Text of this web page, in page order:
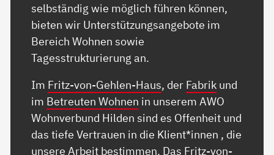
selbständig wie möglich führen können,
bieten wir Unterstützungsangebote im
Bereich Wohnen sowie
Tagesstrukturierung an.
Im Fritz-von-Gehlen-Haus, der Fabrik und
im Betreuten Wohnen in unserem AWO
Wohnverbund Hilden sind es Offenheit und
das tiefe Vertrauen in die Klient*innen , die
unsere Arbeit bestimmen. Das Fritz-von-